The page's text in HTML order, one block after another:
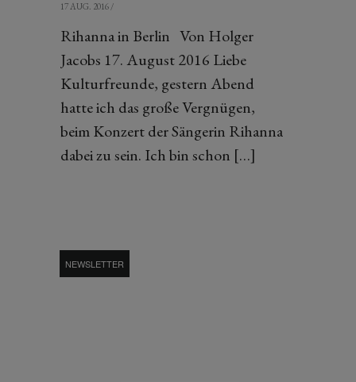
17 AUG. 2016 /
Rihanna in Berlin Von Holger
Jacobs 17. August 2016 Liebe
Kulturfreunde, gestern Abend
hatte ich das große Vergnügen,
beim Konzert der Sängerin Rihanna
dabei zu sein. Ich bin schon […]
NEWSLETTER